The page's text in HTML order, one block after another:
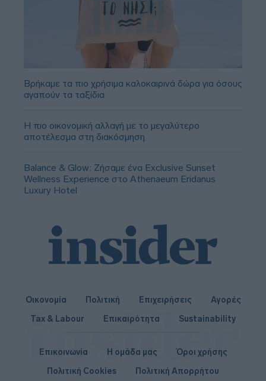
Βρήκαμε τα πιο χρήσιμα καλοκαιρινά δώρα για όσους
αγαπούν τα ταξίδια
Η πιο οικονομική αλλαγή με το μεγαλύτερο
αποτέλεσμα στη διακόσμηση
Balance & Glow: Ζήσαμε ένα Exclusive Sunset
Wellness Experience στο Athenaeum Eridanus
Luxury Hotel
Οικονομία Πολιτική Επιχειρήσεις
Αγορές
Tax & Labour
Επικαιρότητα Sustainability
Επικοινωνία Η ομάδα μας
Όροι χρήσης
Πολιτική Cookies
Πολιτική Απορρήτου